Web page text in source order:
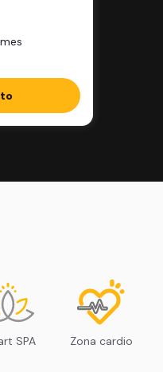
SPA Zona cardio